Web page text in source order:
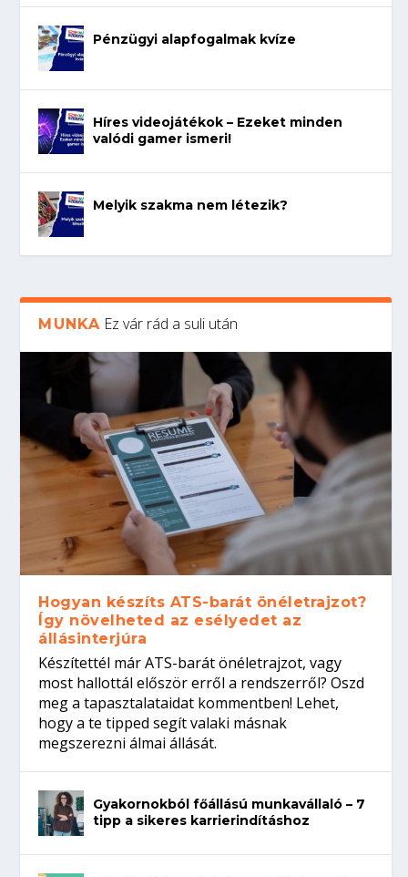
Pénzügyi alapfogalmak kvíze
Híres videojátékok – Ezeket minden
valódi gamer ismeri!
Melyik szakma nem létezik?
MUNKA Ez vár rád a suli után
Hogyan készíts ATS-barát önéletrajzot?
Így növelheted az esélyedet az
állásinterjúra
Készítettél már ATS-barát önéletrajzot, vagy
most hallottál először erről a rendszerről? Oszd
meg a tapasztalataidat kommentben! Lehet,
hogy a te tipped segít valaki másnak
megszerezni álmai állását.
Gyakornokból főállású munkavállaló – 7
tipp a sikeres karrierindításhoz